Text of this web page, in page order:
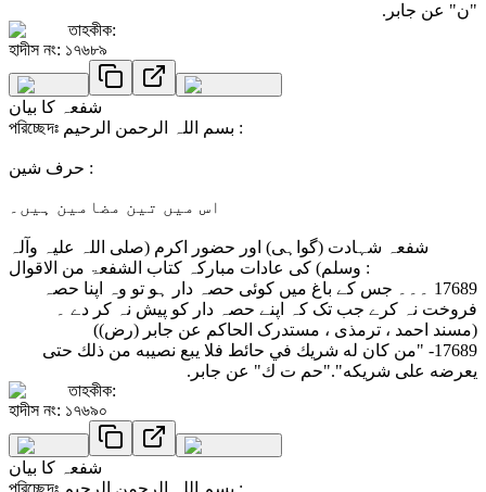
"ن" عن جابر.
তাহকীক:
হাদীস নং: ১৭৬৮৯
شفعہ کا بیان
পরিচ্ছেদঃ بسم اللہ الرحمن الرحیم :
حرف شین :
اس میں تین مضامین ہیں۔
شفعہ شہادت (گواہی) اور حضور اکرم (صلی اللہ علیہ وآلہ
وسلم) کی عادات مبارکہ کتاب الشفعۃ من الاقوال :
17689 ۔۔۔ جس کے باغ میں کوئی حصہ دار ہو تو وہ اپنا حصہ
فروخت نہ کرے جب تک کہ اپنے حصہ دار کو پیش نہ کر دے ۔
(مسند احمد ، ترمذی ، مستدرک الحاکم عن جابر (رض))
17689- "من كان له شريك في حائط فلا يبع نصيبه من ذلك حتى
يعرضه على شريكه"."حم ت ك" عن جابر.
তাহকীক:
হাদীস নং: ১৭৬৯০
شفعہ کا بیان